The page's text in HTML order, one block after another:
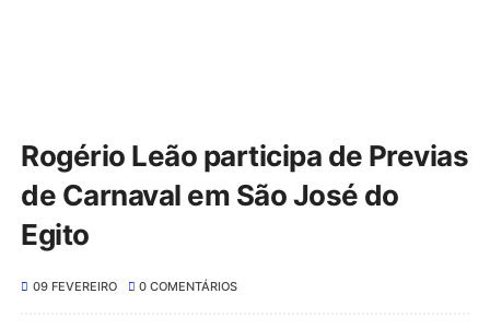
Rogério Leão participa de Previas
de Carnaval em São José do
Egito
09 FEVEREIRO 0 COMENTÁRIOS